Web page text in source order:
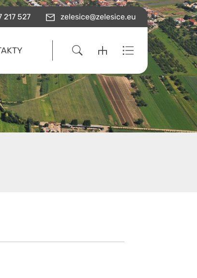
217 527 zelesice@zelesice.eu